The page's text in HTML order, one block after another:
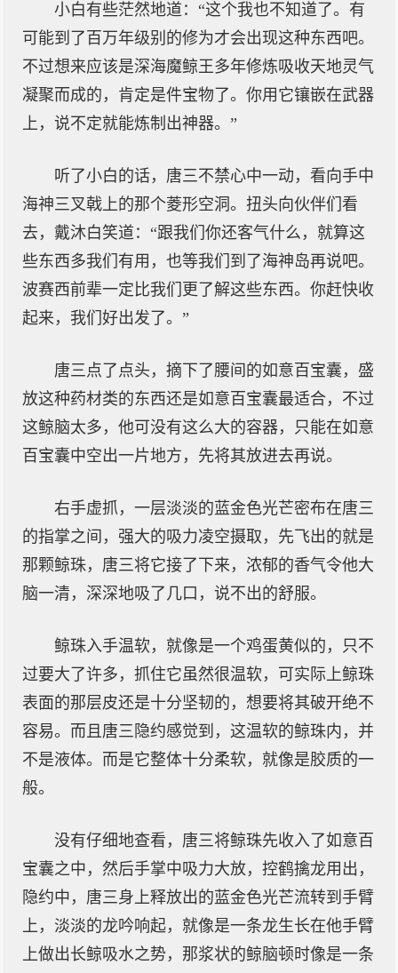
小白有些茫然地道：“这个我也不知道了。有
可能到了百万年级别的修为才会出现这种东西吧。
不过想来应该是深海魔鲸王多年修炼吸收天地灵气
凝聚而成的，肯定是件宝物了。你用它镶嵌在武器
上，说不定就能炼制出神器。”
听了小白的话，唐三不禁心中一动，看向手中
海神三叉戟上的那个菱形空洞。扭头向伙伴们看
去，戴沐白笑道：“跟我们你还客气什么，就算这
些东西多我们有用，也等我们到了海神岛再说吧。
波赛西前辈一定比我们更了解这些东西。你赶快收
起来，我们好出发了。”
唐三点了点头，摘下了腰间的如意百宝囊，盛
放这种药材类的东西还是如意百宝囊最适合，不过
这鲸脑太多，他可没有这么大的容器，只能在如意
百宝囊中空出一片地方，先将其放进去再说。
右手虚抓，一层淡淡的蓝金色光芒密布在唐三
的指掌之间，强大的吸力凌空摄取，先飞出的就是
那颗鲸珠，唐三将它接了下来，浓郁的香气令他大
脑一清，深深地吸了几口，说不出的舒服。
鲸珠入手温软，就像是一个鸡蛋黄似的，只不
过要大了许多，抓住它虽然很温软，可实际上鲸珠
表面的那层皮还是十分坚韧的，想要将其破开绝不
容易。而且唐三隐约感觉到，这温软的鲸珠内，并
不是液体。而是它整体十分柔软，就像是胶质的一
般。
没有仔细地查看，唐三将鲸珠先收入了如意百
宝囊之中，然后手掌中吸力大放，控鹤擒龙用出，
隐约中，唐三身上释放出的蓝金色光芒流转到手臂
上，淡淡的龙吟响起，就像是一条龙生长在他手臂
上做出长鲸吸水之势，那浆状的鲸脑顿时像是一条